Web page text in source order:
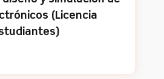
(Licencia